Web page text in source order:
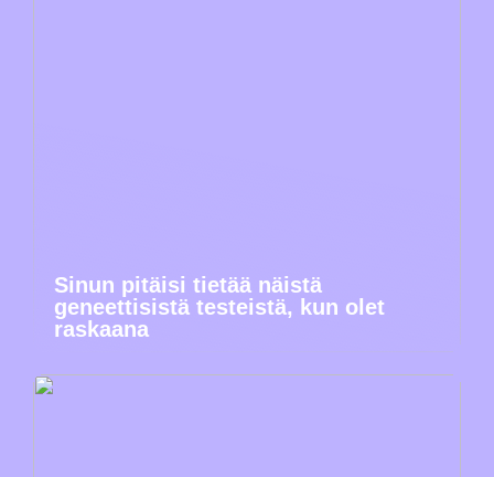
Sinun pitäisi tietää näistä
geneettisistä testeistä, kun olet
raskaana